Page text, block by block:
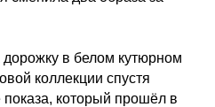
в белом кутюрном
коллекции спустя
показа, который прошёл в